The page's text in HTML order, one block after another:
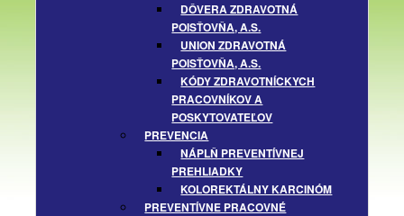
DÔVERA ZDRAVOTNÁ
POISŤOVŇA, A.S.
UNION ZDRAVOTNÁ
POISŤOVŇA, A.S.
KÓDY ZDRAVOTNÍCKYCH
PRACOVNÍKOV A
POSKYTOVATEĽOV
PREVENCIA
NÁPLŇ PREVENTÍVNEJ
PREHLIADKY
KOLOREKTÁLNY KARCINÓM
PREVENTÍVNE PRACOVNÉ